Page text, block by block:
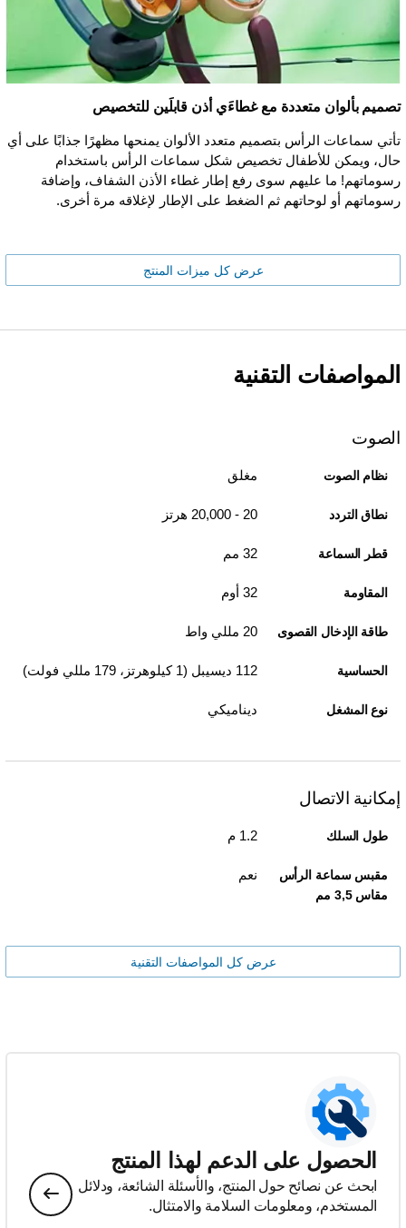
تصميم بألوان متعددة مع غطاءَي أذن قابلَين للتخصيص
تأتي سماعات الرأس بتصميم متعدد الألوان يمنحها مظهرًا جذابًا على أي
حال، ويمكن للأطفال تخصيص شكل سماعات الرأس باستخدام
رسوماتهم! ما عليهم سوى رفع إطار غطاء الأذن الشفاف، وإضافة
رسوماتهم أو لوحاتهم ثم الضغط على الإطار لإغلاقه مرة أخرى.
عرض كل ميزات المنتج
المواصفات التقنية
الصوت
نظام الصوت مغلق
نطاق التردد 20 - 20,000 هرتز
قطر السماعة 32 مم
المقاومة 32 أوم
طاقة الإدخال القصوى 20 مللي واط
الحساسية 112 ديسيبل (1 كيلوهرتز، 179 مللي فولت)
نوع المشغل ديناميكي
إمكانية الاتصال
طول السلك 1.2 م
مقبس سماعة الرأس
مقاس 3,5 مم
نعم
عرض كل المواصفات التقنية
الحصول على الدعم لهذا المنتج
ابحث عن نصائح حول المنتج، والأسئلة الشائعة، ودلائل
المستخدم، ومعلومات السلامة والامتثال.